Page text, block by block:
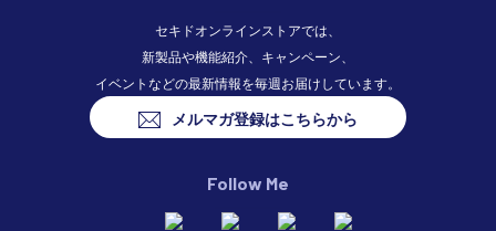
セキドオンラインストアでは、
新製品や機能紹介、キャンペーン、
イベントなどの最新情報を毎週お届けしています。
メルマガ登録はこちらから
Follow Me